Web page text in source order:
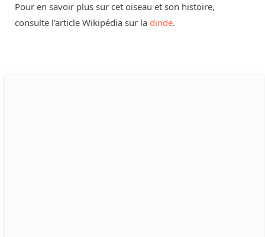
Pour en savoir plus sur cet oiseau et son histoire,
consulte l’article Wikipédia sur la dinde.